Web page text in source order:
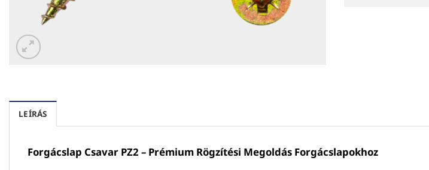
LEÍRÁS
Forgácslap Csavar PZ2 – Prémium Rögzítési Megoldás Forgácslapokhoz